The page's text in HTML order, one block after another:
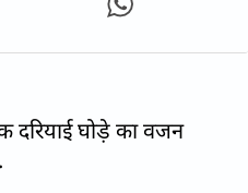
दरियाई घोड़े का वजन